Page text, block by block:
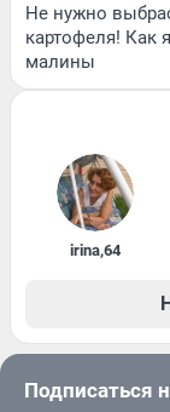
Не нужно
картофеля! Как
малины
irina,64
Подписаться